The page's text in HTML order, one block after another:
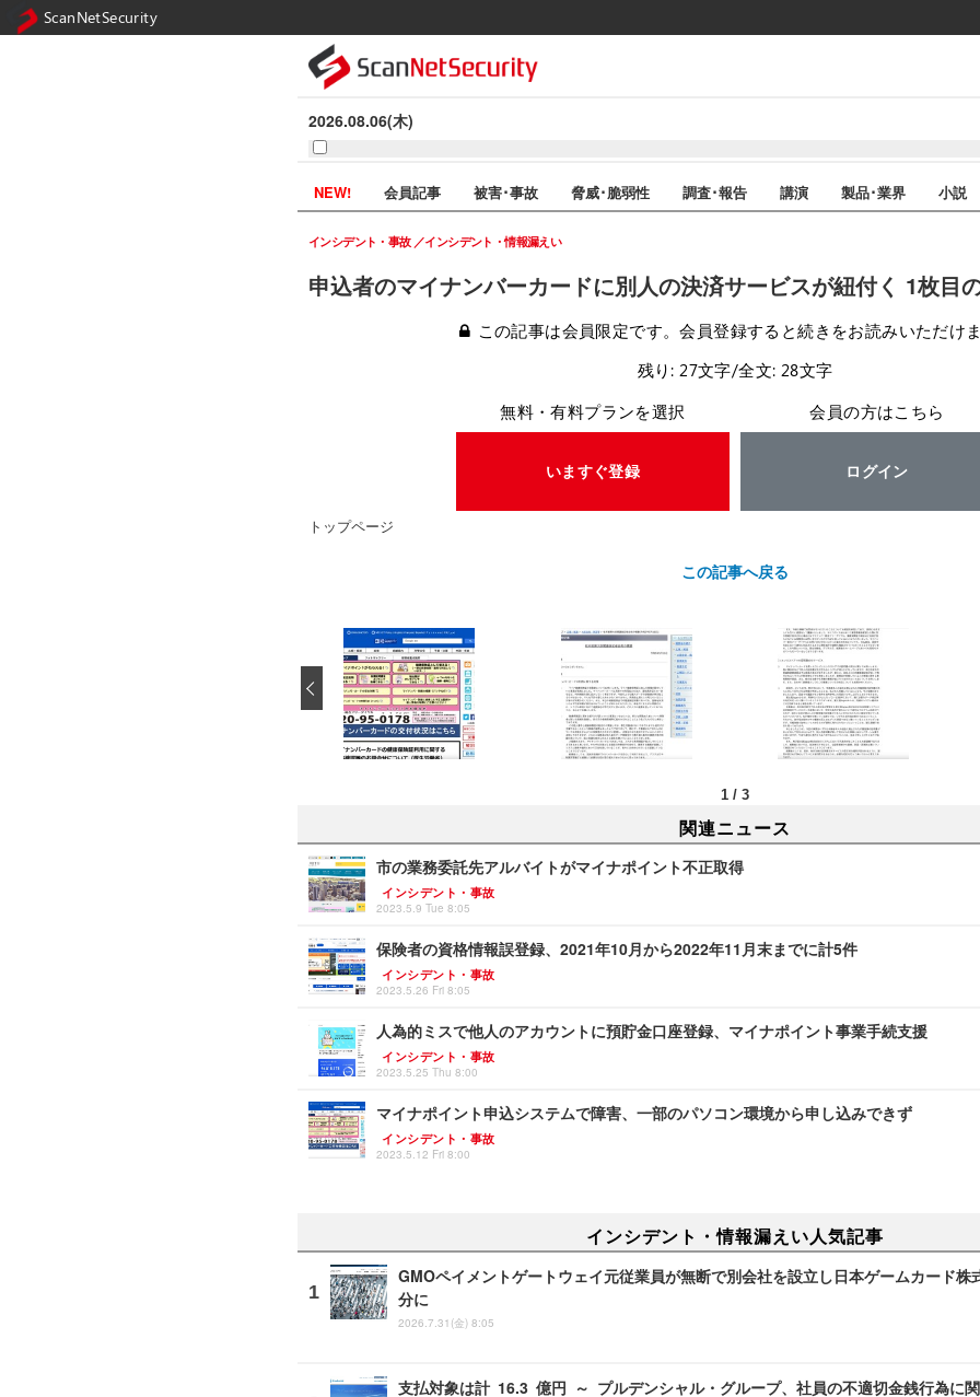
2026.08.06(木)
NEW! 会員記事 被害･事故 脅威･脆弱性 調査･報告 講演 製品･業界 小説
申込者のマイナンバーカードに別人の決済サービスが紐付く 1枚目
インシデント・事故 インシデント・情報漏えい
この記事は会員限定です。会員登録すると続きをお読みいただけ
残り: 27文字/全文: 28文字
無料・有料プランを選択
いますぐ登録
会員の方はこちら
ログイン
トップページ
この記事へ戻る
1 / 3
‹
関連ニュース
市の業務委託先アルバイトがマイナポイント不正取得
インシデント・事故
2023.5.9 Tue 8:05
保険者の資格情報誤登録、2021年10月から2022年11月末までに計5件
インシデント・事故
2023.5.26 Fri 8:05
人為的ミスで他人のアカウントに預貯金口座登録、マイナポイント事業手続支援
インシデント・事故
2023.5.25 Thu 8:00
マイナポイント申込システムで障害、一部のパソコン環境から申し込みできず
インシデント・事故
2023.5.12 Fri 8:00
インシデント・情報漏えい人気記事
GMOペイメントゲートウェイ元従業員が無断で別会社を設立し日本ゲームカード株
分に
2026.7.31(金) 8:05
支払対象は計 16.3 億円 ～ プルデンシャル・グループ、社員の不適切金銭行為に
ScanNetSecurity